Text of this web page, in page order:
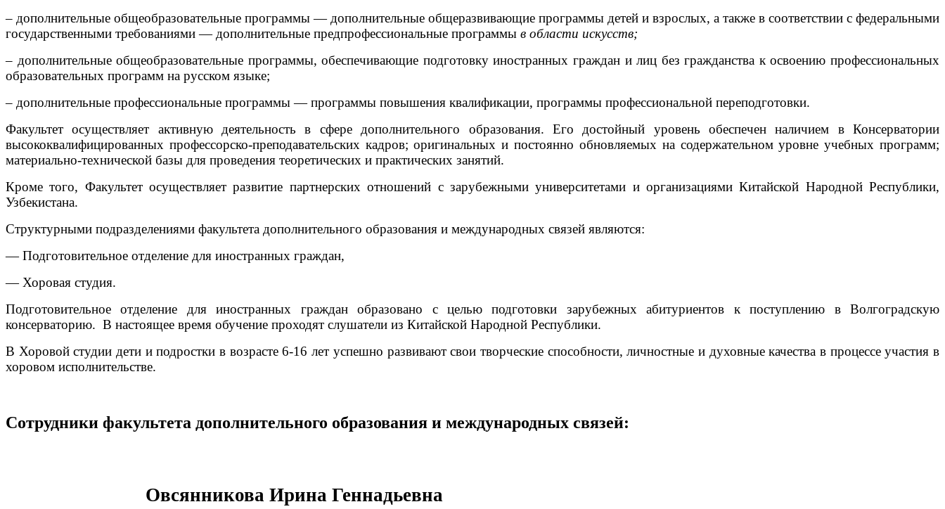
– дополнительные общеобразовательные программы — дополнительные общеразвивающие программы детей и взрослых, а также в соответствии с федеральными
государственными требованиями — дополнительные предпрофессиональные программы в области искусств;
– дополнительные общеобразовательные программы, обеспечивающие подготовку иностранных граждан и лиц без гражданства к освоению профессиональных
образовательных программ на русском языке;
– дополнительные профессиональные программы — программы повышения квалификации, программы профессиональной переподготовки.
Факультет осуществляет активную деятельность в сфере дополнительного образования. Его достойный уровень обеспечен наличием в Консерватории
высококвалифицированных профессорско-преподавательских кадров; оригинальных и постоянно обновляемых на содержательном уровне учебных программ;
материально-технической базы для проведения теоретических и практических занятий.
Кроме того, Факультет осуществляет развитие партнерских отношений с зарубежными университетами и организациями Китайской Народной Республики,
Узбекистана.
Структурными подразделениями факультета дополнительного образования и международных связей являются:
— Подготовительное отделение для иностранных граждан,
— Хоровая студия.
Подготовительное отделение для иностранных граждан образовано с целью подготовки зарубежных абитуриентов к поступлению в Волгоградскую
консерваторию. В настоящее время обучение проходят слушатели из Китайской Народной Республики.
В Хоровой студии дети и подростки в возрасте 6-16 лет успешно развивают свои творческие способности, личностные и духовные качества в процессе участия в
хоровом исполнительстве.
Сотрудники факультета дополнительного образования и международных связей:
Овсянникова Ирина Геннадьевна